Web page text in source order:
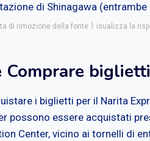
di Shinagawa
di rimozione della fonte isualizza la
Comprare
i biglietti per il Narita
possono essere acquistati
Center, vicino ai tornelli di